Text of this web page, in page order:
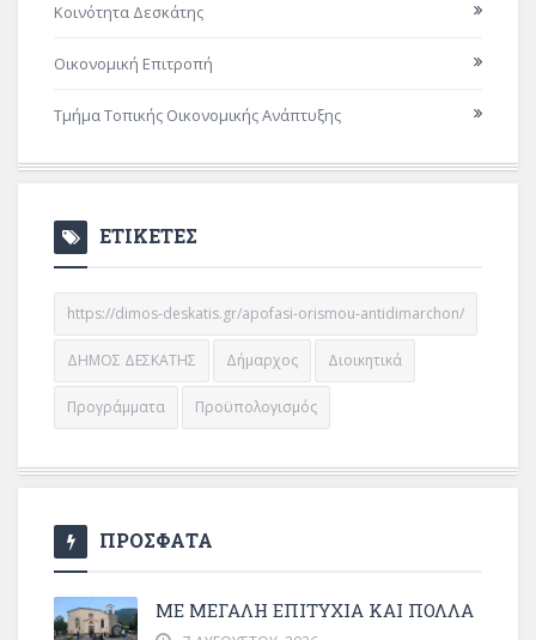
Κοινότητα Δεσκάτης
Οικονομική Επιτροπή
Τμήμα Τοπικής Οικονομικής Ανάπτυξης
ΕΤΙΚΕΤΕΣ
https://dimos-deskatis.gr/apofasi-orismou-antidimarchon/
ΔΗΜΟΣ ΔΕΣΚΑΤΗΣ Δήμαρχος Διοικητικά
Προγράμματα Προϋπολογισμός
ΠΡΟΣΦΑΤΑ
ΜΕ ΜΕΓΆΛΗ ΕΠΙΤΥΧΊΑ ΚΑΙ ΠΟΛΛΆ